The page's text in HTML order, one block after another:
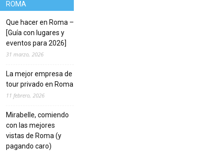
ROMA
Que hacer en Roma –
[Guía con lugares y
eventos para 2026]
31 marzo, 2026
La mejor empresa de
tour privado en Roma
11 febrero, 2026
Mirabelle, comiendo
con las mejores
vistas de Roma (y
pagando caro)